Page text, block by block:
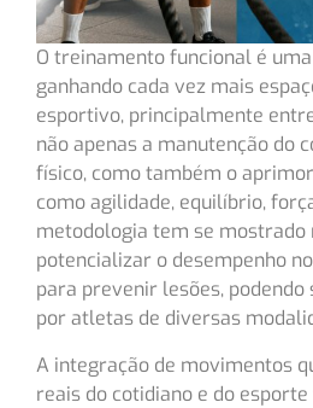
O treinamento funcional é
ganhando cada vez mais
esportivo, principalmente
não apenas a manutenção do
físico, como também o
como agilidade, equilíbrio,
metodologia tem se
potencializar o desempenho
para prevenir lesões,
por atletas de diversas
A integração de movimentos
reais do cotidiano e do